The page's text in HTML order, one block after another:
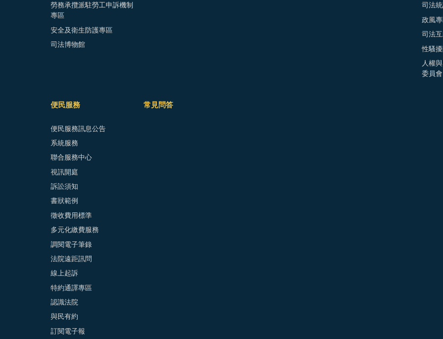
勞務承攬派駐勞工申訴機制
專區
安全及衛生防護專區
司法博物館
司法
政風
司法
性騷
人權
委員會
便民服務
便民服務訊息公告
系統服務
聯合服務中心
視訊開庭
訴訟須知
書狀範例
徵收費用標準
多元化繳費服務
調閱電子筆錄
法院遠距訊問
線上起訴
特約通譯專區
認識法院
與民有約
訂閱電子報
常見問答